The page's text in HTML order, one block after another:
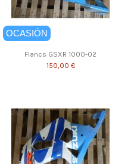
OCASIÓN
Flancs GSXR 1000-02
150,00 €